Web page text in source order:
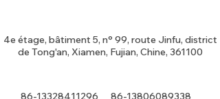
4e étage, bâtiment 5, n° 99, route Jinfu, district
de Tong'an, Xiamen, Fujian, Chine, 361100
86-13328411296 86-13806089338